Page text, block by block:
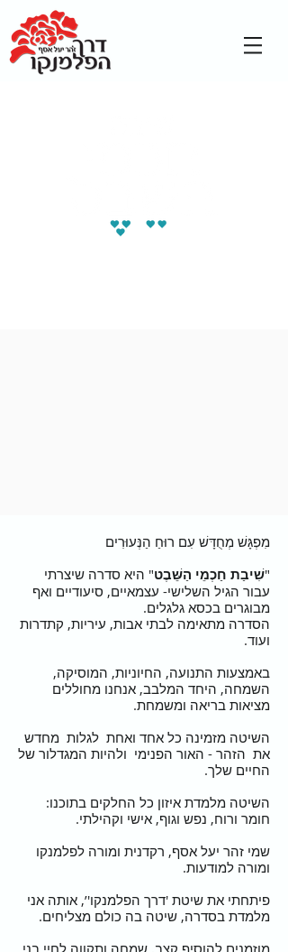
מִפְגָּשׁ מְחֻדָּשׁ עִם רוּחַ הַנְּעוּרִים
"שִׁיבַת חַכְמֵי הַשֵּׁבֶט" היא סדרה שיצרתי
עבור הגיל השלישי- עצמאיים, סיעודיים ואף
מבוגרים בכסא גלגלים.
הסדרה מתאימה לבתי אבות, עיריות, קתדרות
ועוד.
באמצעות התנועה, החיוניות, המוסיקה,
השמחה, היחד המלבב, אנחנו מחוללים
מציאות בריאה ומשמחת.
השיטה מזמינה כל אחד ואחת לגלות מחדש
את הזהר - האור הפנימי ולהיות המגדלור של
החיים שלך.
השיטה מלמדת איזון כל החלקים בתוכנו:
חומר ורוח, נפש וגוף, אישי וקהילתי.
שמי זהר יעל אסף, רקדנית ומורה לפלמנקו
ומורה למודעות.
פיתחתי את שיטת 'דרך הפלמנקו'’, אותה אני
מלמדת בסדרה, שיטה בה כולם מצליחים.
מוזמנים להוסיף קצב, שמחה ותקווה לחיי בני